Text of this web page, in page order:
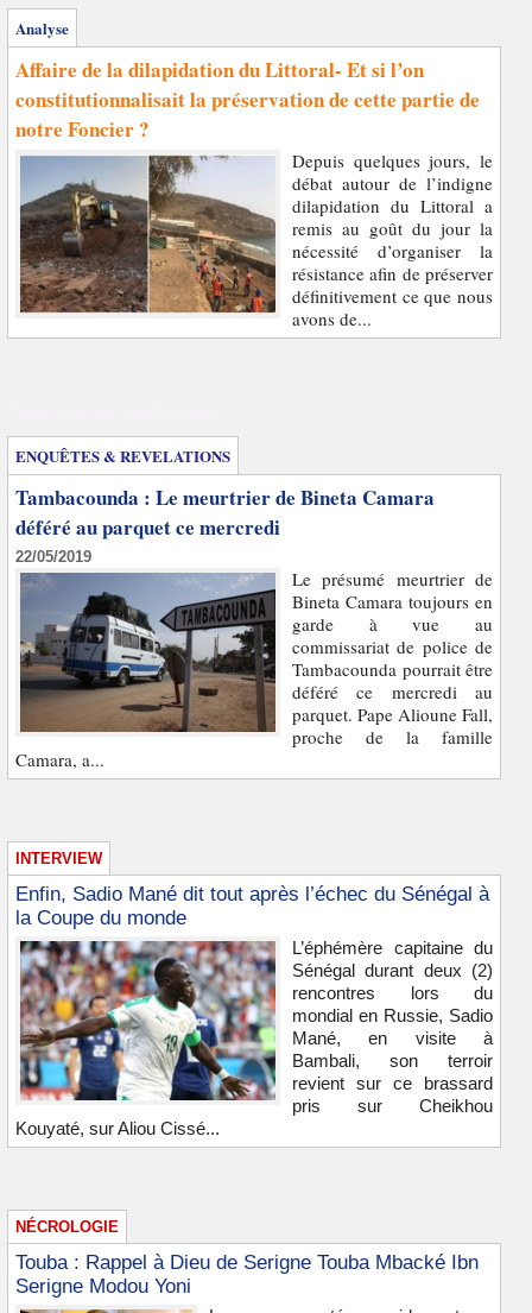
Analyse
Affaire de la dilapidation du Littoral- Et si l’on
constitutionnalisait la préservation de cette partie de
notre Foncier ?
Depuis quelques jours, le
débat autour de l’indigne
dilapidation du Littoral a
remis au goût du jour la
nécessité d’organiser la
résistance afin de préserver
définitivement ce que nous
avons de...
ENQUÊTES & REVELATIONS
Tambacounda : Le meurtrier de Bineta Camara
déféré au parquet ce mercredi
22/05/2019
Le présumé meurtrier de
Bineta Camara toujours en
garde à vue au
commissariat de police de
Tambacounda pourrait être
déféré ce mercredi au
parquet. Pape Alioune Fall,
proche de la famille
Camara, a...
INTERVIEW
Enfin, Sadio Mané dit tout après l’échec du Sénégal à
la Coupe du monde
L’éphémère capitaine du
Sénégal durant deux (2)
rencontres lors du
mondial en Russie, Sadio
Mané, en visite à
Bambali, son terroir
revient sur ce brassard
pris sur Cheikhou
Kouyaté, sur Aliou Cissé...
NÉCROLOGIE
Touba : Rappel à Dieu de Serigne Touba Mbacké Ibn
Serigne Modou Yoni